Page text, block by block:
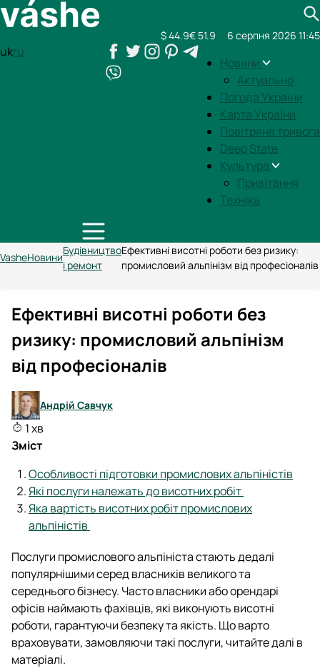
ukru
Новини
Актуально
Погода України
Карта України
Повітряна тривога
Deep State
Культура
Привітання
Техніка
$ 44.9€ 51.9 6 серпня 2026 11:45
VasheНовини
Будівництво
і ремонт
Ефективні висотні роботи без ризику:
промисловий альпінізм від професіоналів
Ефективні висотні роботи без
ризику: промисловий альпінізм
від професіоналів
Андрій Савчук
1 хв
Зміст
Особливості підготовки промислових альпіністів
Які послуги належать до висотних робіт
Яка вартість висотних робіт промислових
альпіністів
Послуги промислового альпініста стають дедалі
популярнішими серед власників великого та
середнього бізнесу. Часто власники або орендарі
офісів наймають фахівців, які виконують висотні
роботи, гарантуючи безпеку та якість. Що варто
враховувати, замовляючи такі послуги, читайте далі в
матеріалі.